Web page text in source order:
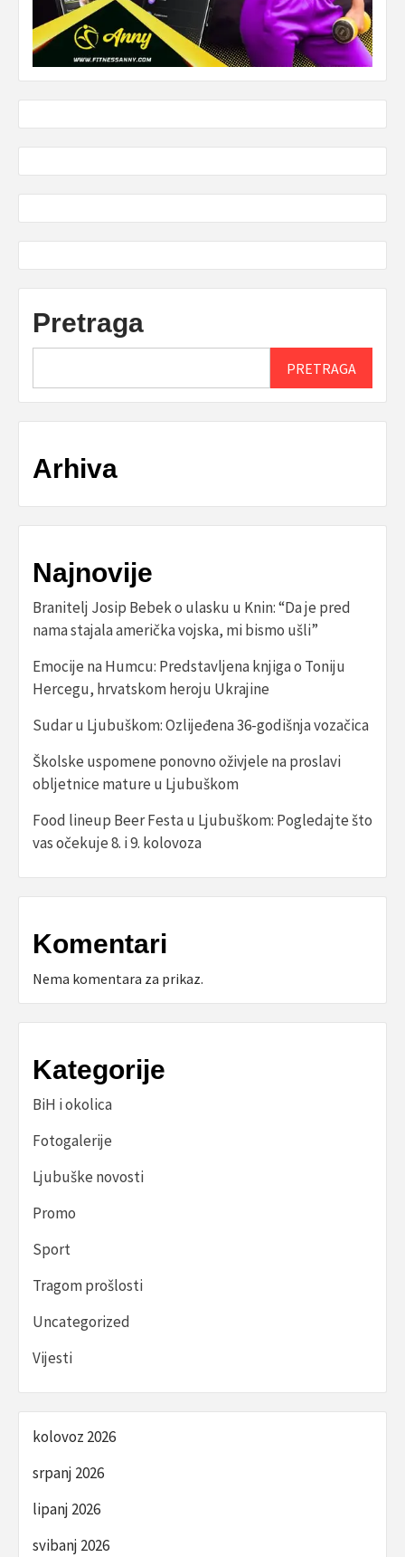
Pretraga
PRETRAGA
Arhiva
Najnovije
Branitelj Josip Bebek o ulasku u Knin: “Da je pred
nama stajala američka vojska, mi bismo ušli”
Emocije na Humcu: Predstavljena knjiga o Toniju
Hercegu, hrvatskom heroju Ukrajine
Sudar u Ljubuškom: Ozlijeđena 36-godišnja vozačica
Školske uspomene ponovno oživjele na proslavi
obljetnice mature u Ljubuškom
Food lineup Beer Festa u Ljubuškom: Pogledajte što
vas očekuje 8. i 9. kolovoza
Komentari
Nema komentara za prikaz.
Kategorije
BiH i okolica
Fotogalerije
Ljubuške novosti
Promo
Sport
Tragom prošlosti
Uncategorized
Vijesti
kolovoz 2026
srpanj 2026
lipanj 2026
svibanj 2026